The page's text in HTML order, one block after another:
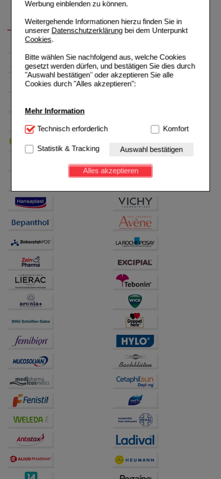
Werbung einblenden zu können.
Weitergehende Informationen hierzu finden Sie in
unserer Datenschutzerklärungbei dem Unterpunkt
Cookies.
Bitte wählen Sie nachfolgend aus, welche Cookies
gesetzt werden dürfen, und bestätigen Sie dies durch
"Auswahl bestätigen" oder akzeptieren Sie alle
Cookies durch "Alles akzeptieren":
Mehr Information
Technisch Notwendig:Hierbei handelt es sich um
Website notwendig sind (z.B. Navigation, Warenkorb,
Kundenkonto), weshalb auf diese nicht verzichtet
werden kann.
Einkaufserlebnis noch ansprechender zu gestalten,
beispielsweise für die Wiedererkennung des
Besuchers oder unsere Seite an bevorzugte
Verhaltensweisen (z.B. Spracheinstellung)
anzupassen. Komfort-Cookies ermöglichen es uns
auch auf Ihre Bedürfnisse zugeschrittene Inhalte
anzuzeigen und unser Partnerprogramm zu
Informationen über die Art und Weise der Nutzung
unserer Website sammeln, mit deren Hilfe wir unsere
Website weiter für Sie optimieren können, den Inhalt
auf unserer Website aber auch die Werbung auf
Drittseiten möglichst relevant für Sie zu gestalten.
Bitte beachten Sie, dass Daten hierfür teilweise an
Dritte wie z.B. Google oder soziale Medien
übertragen werden.
Technisch erforderlich Komfort
Statistik & Tracking Auswahl bestätigen
Alles akzeptieren